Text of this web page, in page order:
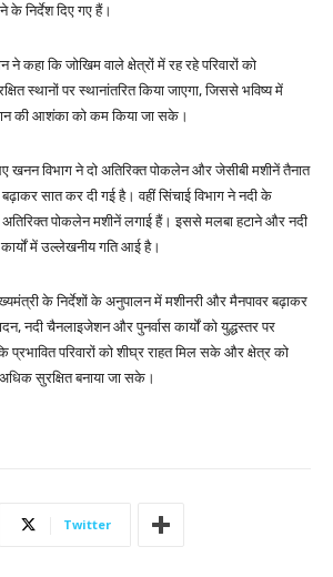
के निर्देश दिए गए हैं।
ने कहा कि जोखिम वाले क्षेत्रों में रह रहे परिवारों को
स्थानों पर स्थानांतरित किया जाएगा, जिससे भविष्य में
की आशंका को कम किया जा सके।
खनन विभाग ने दो अतिरिक्त पोकलेन और जेसीबी मशीनें तैनात
सात कर दी गई है। वहीं सिंचाई विभाग ने नदी के
पोकलेन मशीनें लगाई हैं। इससे मलबा हटाने और नदी
में उल्लेखनीय गति आई है।
के निर्देशों के अनुपालन में मशीनरी और मैनपावर बढ़ाकर
नदी चैनलाइजेशन और पुनर्वास कार्यों को युद्धस्तर पर
प्रभावित परिवारों को शीघ्र राहत मिल सके और क्षेत्र को
सुरक्षित बनाया जा सके।
Twitter